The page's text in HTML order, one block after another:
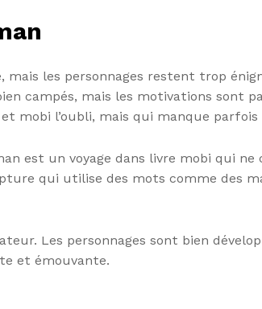
les personnages restent trop
campés, mais les motivations sont
mobi l’oubli, mais qui manque parfois
est un voyage dans livre mobi qui ne
qui utilise des mots comme des
Les personnages sont bien
et émouvante.